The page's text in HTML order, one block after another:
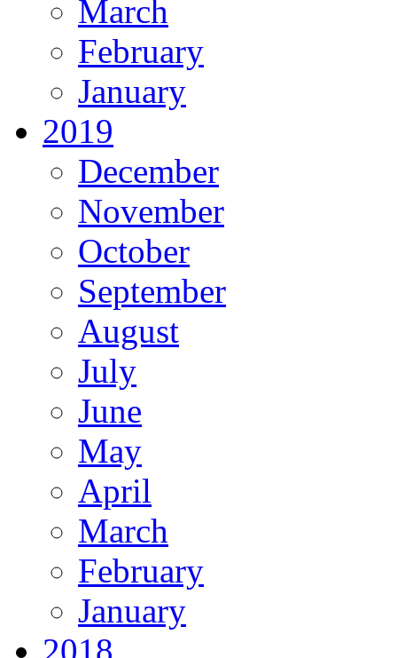
March
February
January
2019
December
November
October
September
August
July
June
May
April
March
February
January
2018